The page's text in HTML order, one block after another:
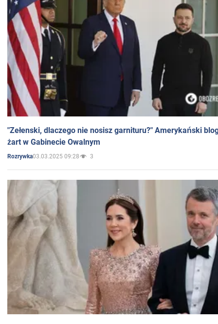
"Zełenski, dlaczego nie nosisz garnituru?" Amerykański
żart w Gabinecie Owalnym
Rozrywka03.03.2025 09:28 3